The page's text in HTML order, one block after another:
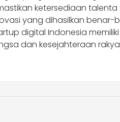
ketersediaan
yang dihasilkan
digital Indonesia
dan kesejahteraan